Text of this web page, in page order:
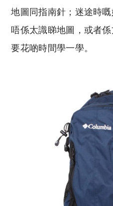
地圖同指南針；迷途時
唔係太識睇地圖，或者
要花啲時間學一學。